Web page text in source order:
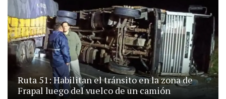
Ruta 51: Habilitan el tránsito en la zona de
Frapal luego del vuelco de un camión